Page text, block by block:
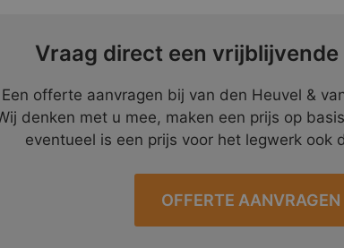
Vraag direct een
Een offerte aanvragen bij van den Heuvel &
denken met u mee, maken een prijs op
eventueel is een prijs voor het legwerk ook
OFFERTE AANVRAGEN